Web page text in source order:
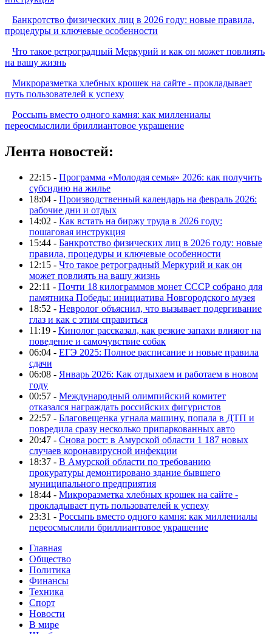
Банкротство физических лиц в 2026 году: новые правила,
процедуры и ключевые особенности
Что такое ретроградный Меркурий и как он может повлиять
на вашу жизнь
Микроразметка хлебных крошек на сайте - прокладывает
путь пользователей к успеху
Россыпь вместо одного камня: как миллениалы
переосмыслили бриллиантовое украшение
Лента новостей:
22:15 - Программа «Молодая семья» 2026: как получить
субсидию на жилье
18:04 - Производственный календарь на февраль 2026:
рабочие дни и отдых
14:02 - Как встать на биржу труда в 2026 году:
пошаговая инструкция
15:44 - Банкротство физических лиц в 2026 году: новые
правила, процедуры и ключевые особенности
12:15 - Что такое ретроградный Меркурий и как он
может повлиять на вашу жизнь
22:11 - Почти 18 килограммов монет СССР собрано для
памятника Победы: инициатива Новгородского музея
18:52 - Невролог объяснил, что вызывает подергивание
глаз и как с этим справиться
11:19 - Кинолог рассказал, как резкие запахи влияют на
поведение и самочувствие собак
06:04 - ЕГЭ 2025: Полное расписание и новые правила
сдачи
06:08 - Январь 2026: Как отдыхаем и работаем в новом
году
00:57 - Международный олимпийский комитет
отказался награждать российских фигуристов
22:57 - Благовещенка угнала машину, попала в ДТП и
повредила сразу несколько припаркованных авто
20:47 - Снова рост: в Амурской области 1 187 новых
случаев коронавирусной инфекции
18:37 - В Амурской области по требованию
прокуратуры демонтировано здание бывшего
муниципального предприятия
18:44 - Микроразметка хлебных крошек на сайте -
прокладывает путь пользователей к успеху
23:31 - Россыпь вместо одного камня: как миллениалы
переосмыслили бриллиантовое украшение
Главная
Общество
Политика
Финансы
Техника
Спорт
Новости
В мире